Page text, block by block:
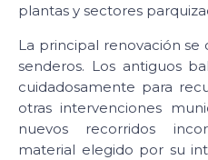
plantas y sectores
La principal renovación se
senderos. Los antiguos
cuidadosamente para
otras intervenciones
nuevos recorridos
material elegido por su